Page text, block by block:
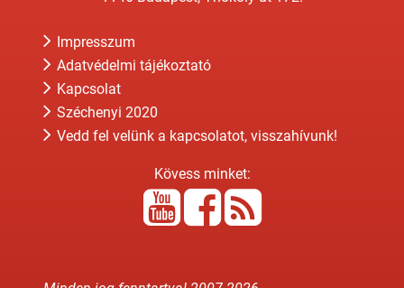
Impresszum
Adatvédelmi tájékoztató
Kapcsolat
Széchenyi 2020
Vedd fel velünk a kapcsolatot, visszahívunk!
Kövess minket: